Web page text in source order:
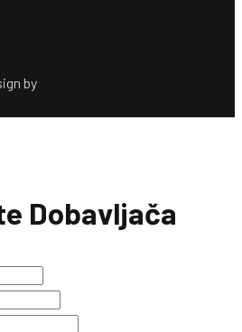
by
Dobavljača